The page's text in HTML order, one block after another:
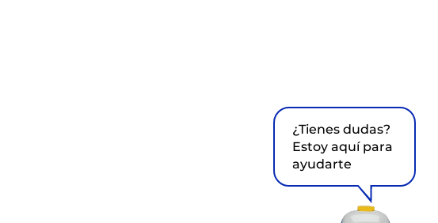
¿Tienes dudas?
Estoy aquí para
ayudarte